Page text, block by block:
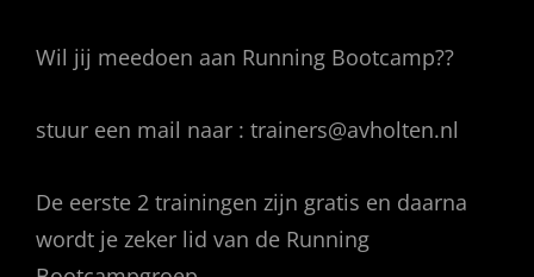
Wil jij meedoen aan Running Bootcamp??
stuur een mail naar : trainers@avholten.nl
De eerste 2 trainingen zijn gratis en daarna
wordt je zeker lid van de Running